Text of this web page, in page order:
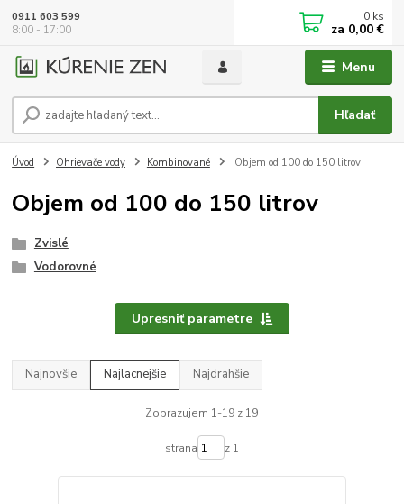
Menu
Hľadať
0911 603 599
8:00 - 17:00
0 ks
za 0,00 €
Úvod Ohrievače vody Kombinované Objem od 100 do 150 litrov
Objem od 100 do 150 litrov
Zvislé
Vodorovné
Upresniť parametre
Najnovšie Najlacnejšie Najdrahšie
Zobrazujem 1-19 z 19
strana z 1